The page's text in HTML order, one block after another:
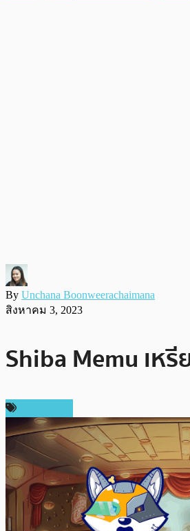
By Unchana Boonweerachaimana
สิงหาคม 3, 2023
Shiba Memu เ